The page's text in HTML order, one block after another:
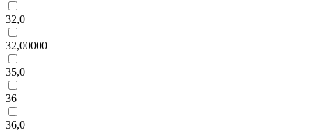
32,0
32,00000
35,0
36
36,0